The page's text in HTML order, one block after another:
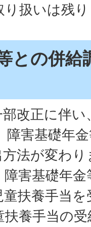
り扱いは残
との併給
改正に伴
障害基礎年
法が変わ
害基礎年
扶養手当
扶養手当の